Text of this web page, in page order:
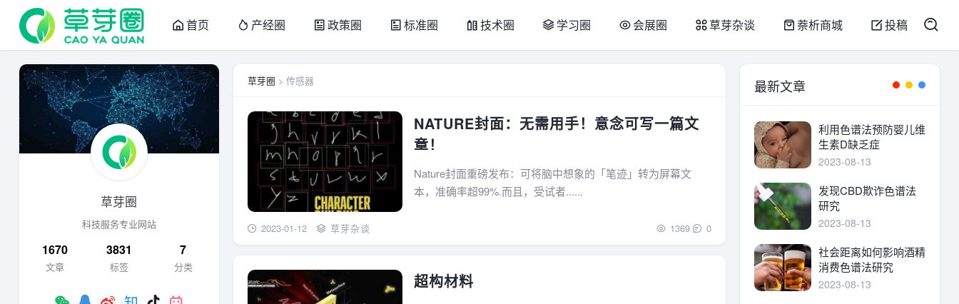
首页 产经圈 政策圈 标准圈 技术圈 学习圈 会展圈 草芽杂谈 萘析商城 投稿
草芽圈 > 传感器
NATURE封面：无需用手！意念可写一篇文
章！
Nature封面重磅发布：可将脑中想象的「笔迹」转为屏幕文
本，准确率超99%.而且，受试者......
2023-01-12 草芽杂谈 1369 0
超构材料
草芽圈
科技服务专业网站
1670
文章
3831
标签
7
分类
最新文章
利用色谱法预防婴儿维
生素D缺乏症
2023-08-13
发现CBD欺诈色谱法
研究
2023-08-13
社会距离如何影响酒精
消费色谱法研究
2023-08-13